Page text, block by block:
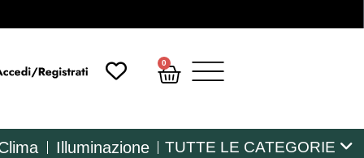
0
Illuminazione TUTTE LE CATEGORIE